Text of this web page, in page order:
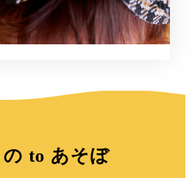
の to あそぼ